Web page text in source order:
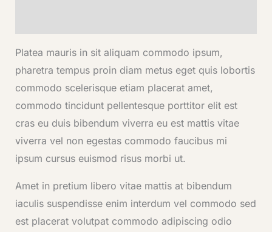
Platea mauris in sit aliquam commodo ipsum,
pharetra tempus proin diam metus eget quis lobortis
commodo scelerisque etiam placerat amet,
commodo tincidunt pellentesque porttitor elit est
cras eu duis bibendum viverra eu est mattis vitae
viverra vel non egestas commodo faucibus mi
ipsum cursus euismod risus morbi ut.
Amet in pretium libero vitae mattis at bibendum
iaculis suspendisse enim interdum vel commodo sed
est placerat volutpat commodo adipiscing odio